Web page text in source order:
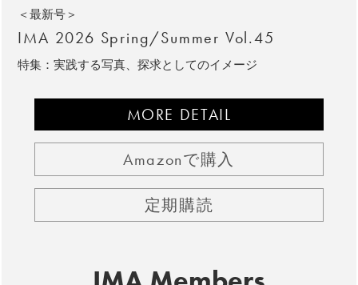
＜最新号＞
IMA 2026 Spring/Summer Vol.45
特集：実践する写真、探求としてのイメージ
MORE DETAIL
Amazonで購入
定期購読